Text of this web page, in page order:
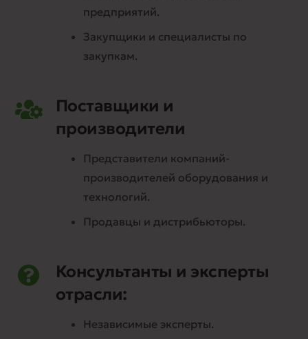
предприятий.
Закупщики и специалисты по
закупкам.
Поставщики и
производители
Представители компаний-
производителей оборудования и
технологий.
Продавцы и дистрибьюторы.
Консультанты и эксперты
отрасли:
Независимые эксперты.